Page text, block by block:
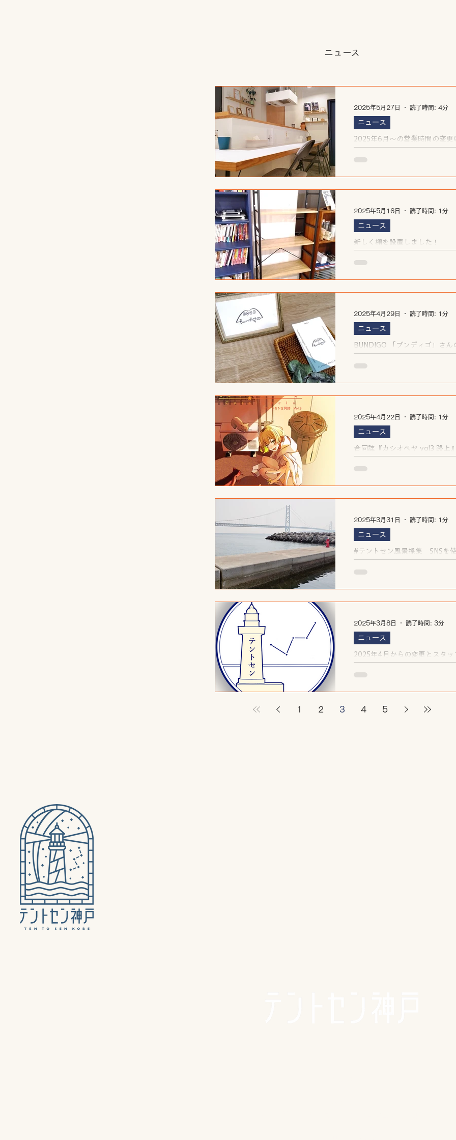
​ニュース
2025年6月～の営業時間の変更
ニュース
2025年5月27日 読了時間: 4分
新しく棚を設置しました！
ニュース
2025年5月16日 読了時間: 1分
BUNDIGO 「ブンディゴ」さん
品をテントセン神戸で委託販売
ニュース
2025年4月29日 読了時間: 1分
合同誌『カシオペヤ vol3 路上
込みは4月30日㈫までです！
ニュース
2025年4月22日 読了時間: 1分
#テントセン風景採集 SNSを使
参加の企画です
ニュース
2025年3月31日 読了時間: 1分
2025年4月からの変更とスタッ
ニュース
2025年3月8日 読了時間: 3分
1 2 3 4 5